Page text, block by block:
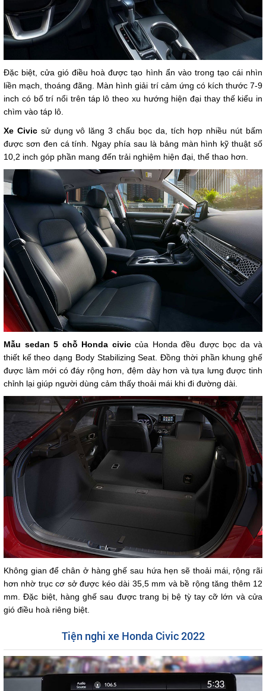
Đặc biệt, cửa gió điều hoà được tạo hình ẩn vào trong tạo cái nhìn
liền mạch, thoáng đãng. Màn hình giải trí cảm ứng có kích thước 7-9
inch có bố trí nổi trên táp lô theo xu hướng hiện đại thay thế kiểu in
chìm vào táp lô.
Xe Civicsử dụng vô lăng 3 chấu bọc da, tích hợp nhiều nút bấm
được sơn đen cá tính. Ngay phía sau là bảng màn hình kỹ thuật số
10,2 inch góp phần mang đến trải nghiệm hiện đại, thể thao hơn.
Mẫu sedan 5 chỗ Honda civiccủa Honda đều được bọc da và
thiết kế theo dạng Body Stabilizing Seat. Đồng thời phần khung ghế
được làm mới có đáy rộng hơn, đệm dày hơn và tựa lưng được tinh
chỉnh lại giúp người dùng cảm thấy thoải mái khi đi đường dài.
Không gian để chân ở hàng ghế sau hứa hẹn sẽ thoải mái, rộng rãi
hơn nhờ trục cơ sở được kéo dài 35,5 mm và bề rộng tăng thêm 12
mm. Đặc biệt, hàng ghế sau được trang bị bệ tỳ tay cỡ lớn và cửa
gió điều hoà riêng biệt.
Tiện nghi xe Honda Civic 2022